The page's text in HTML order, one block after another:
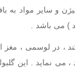
و سایر مواد به
) می باشد .
، در لوسمی ، مغز
می نماید . این